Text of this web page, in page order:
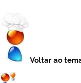
Voltar ao